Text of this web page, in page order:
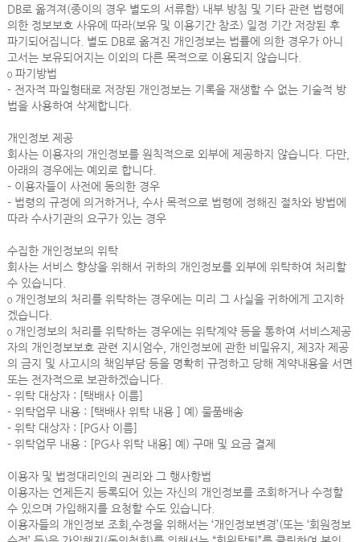
DB로 옮겨져(종이의 경우 별도의 서류함) 내부 방침 및 기타 관련 법령에
의한 정보보호 사유에 따라(보유 및 이용기간 참조) 일정 기간 저장된 후
파기되어집니다. 별도 DB로 옮겨진 개인정보는 법률에 의한 경우가 아니
고서는 보유되어지는 이외의 다른 목적으로 이용되지 않습니다.
ο 파기방법
- 전자적 파일형태로 저장된 개인정보는 기록을 재생할 수 없는 기술적 방
법을 사용하여 삭제합니다.
개인정보 제공
회사는 이용자의 개인정보를 원칙적으로 외부에 제공하지 않습니다. 다만,
아래의 경우에는 예외로 합니다.
- 이용자들이 사전에 동의한 경우
- 법령의 규정에 의거하거나, 수사 목적으로 법령에 정해진 절차와 방법에
따라 수사기관의 요구가 있는 경우
수집한 개인정보의 위탁
회사는 서비스 향상을 위해서 귀하의 개인정보를 외부에 위탁하여 처리할
수 있습니다.
ο 개인정보의 처리를 위탁하는 경우에는 미리 그 사실을 귀하에게 고지하
겠습니다.
ο 개인정보의 처리를 위탁하는 경우에는 위탁계약 등을 통하여 서비스제공
자의 개인정보보호 관련 지시엄수, 개인정보에 관한 비밀유지, 제3자 제공
의 금지 및 사고시의 책임부담 등을 명확히 규정하고 당해 계약내용을 서면
또는 전자적으로 보관하겠습니다.
- 위탁 대상자 : [택배사 이름]
- 위탁업무 내용 : [택배사 위탁 내용 ] 예) 물품배송
- 위탁 대상자 : [PG사 이름]
- 위탁업무 내용 : [PG사 위탁 내용] 예) 구매 및 요금 결제
이용자 및 법정대리인의 권리와 그 행사항법
이용자는 언제든지 등록되어 있는 자신의 개인정보를 조회하거나 수정할
수 있으며 가입해지를 요청할 수도 있습니다.
이용자들의 개인정보 조회,수정을 위해서는 ‘개인정보변경’(또는 ‘회원정보